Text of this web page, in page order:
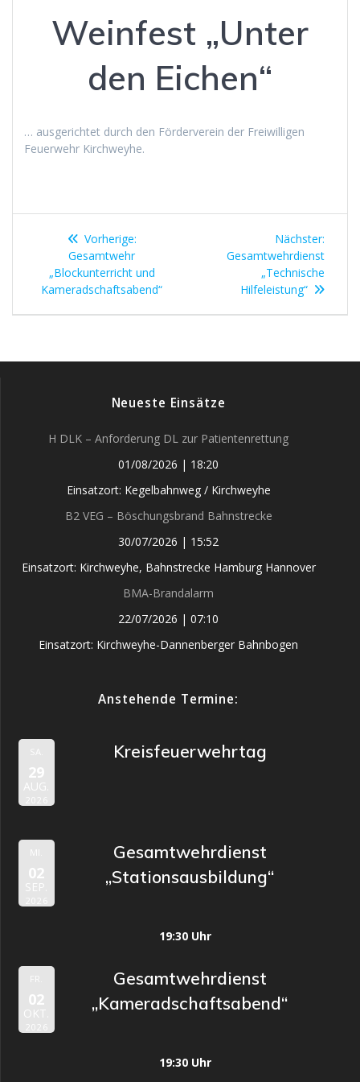
Weinfest „Unter
den Eichen“
… ausgerichtet durch den Förderverein der Freiwilligen
Feuerwehr Kirchweyhe.
Beitragsnavigation
Vorherige:Vorheriger
Beitrag:
Gesamtwehr
„Blockunterricht und
Kameradschaftsabend“
Nächster:
Gesamtwehrdienst
„Technische
Hilfeleistung“
Neueste Einsätze
H DLK – Anforderung DL zur Patientenrettung
01/08/2026 | 18:20
Einsatzort: Kegelbahnweg / Kirchweyhe
B2 VEG – Böschungsbrand Bahnstrecke
30/07/2026 | 15:52
Einsatzort: Kirchweyhe, Bahnstrecke Hamburg Hannover
BMA-Brandalarm
22/07/2026 | 07:10
Einsatzort: Kirchweyhe-Dannenberger Bahnbogen
Anstehende Termine:
SA.
29
AUG.
2026
Kreisfeuerwehrtag
MI.
02
SEP.
2026
Gesamtwehrdienst
„Stationsausbildung“
19:30 Uhr
FR.
02
OKT.
2026
Gesamtwehrdienst
„Kameradschaftsabend“
19:30 Uhr